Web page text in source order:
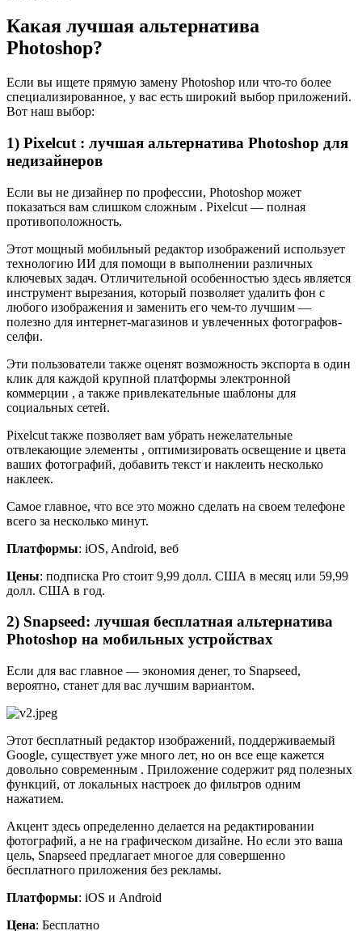
Какая лучшая альтернатива
Photoshop?
Если вы ищете прямую замену Photoshop или что-то более
специализированное, у вас есть широкий выбор приложений.
Вот наш выбор:
1) Pixelcut : лучшая альтернатива Photoshop для
недизайнеров
Если вы не дизайнер по профессии, Photoshop может
показаться вам слишком сложным . Pixelcut — полная
противоположность.
Этот мощный мобильный редактор изображений использует
технологию ИИ для помощи в выполнении различных
ключевых задач. Отличительной особенностью здесь является
инструмент вырезания, который позволяет удалить фон с
любого изображения и заменить его чем-то лучшим —
полезно для интернет-магазинов и увлеченных фотографов-
селфи.
Эти пользователи также оценят возможность экспорта в один
клик для каждой крупной платформы электронной
коммерции , а также привлекательные шаблоны для
социальных сетей.
Pixelcut также позволяет вам убрать нежелательные
отвлекающие элементы , оптимизировать освещение и цвета
ваших фотографий, добавить текст и наклеить несколько
наклеек.
Самое главное, что все это можно сделать на своем телефоне
всего за несколько минут.
Платформы: iOS, Android, веб
Цены: подписка Pro стоит 9,99 долл. США в месяц или 59,99
долл. США в год.
2) Snapseed: лучшая бесплатная альтернатива
Photoshop на мобильных устройствах
Если для вас главное — экономия денег, то Snapseed,
вероятно, станет для вас лучшим вариантом.
Этот бесплатный редактор изображений, поддерживаемый
Google, существует уже много лет, но он все еще кажется
довольно современным . Приложение содержит ряд полезных
функций, от локальных настроек до фильтров одним
нажатием.
Акцент здесь определенно делается на редактировании
фотографий, а не на графическом дизайне. Но если это ваша
цель, Snapseed предлагает многое для совершенно
бесплатного приложения без рекламы.
Платформы: iOS и Android
Цена: Бесплатно